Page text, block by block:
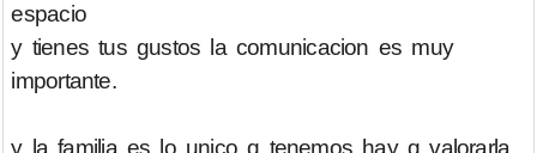
espacio
y tienes tus gustos la comunicacion es muy
importante.